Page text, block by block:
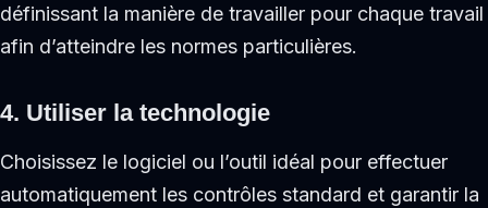
définissant la manière de travailler pour chaque travail
afin d’atteindre les normes particulières.
4. Utiliser la technologie
Choisissez le logiciel ou l’outil idéal pour effectuer
automatiquement les contrôles standard et garantir la